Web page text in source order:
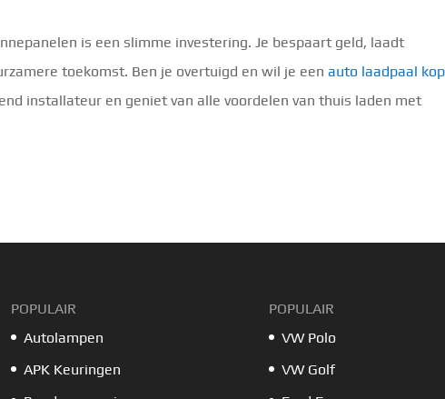
is een slimme investering. Je bespaart geld, laadt
toekomst. Ben je overtuigd en wil je eenauto laadpaal
installateur en geniet van alle voordelen van thuis laden met
POPULAIR
Autolampen
APK Keuringen
POPULAIR
VW Polo
VW Golf